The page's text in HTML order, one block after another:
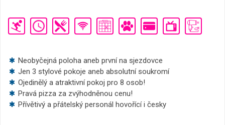
Neobyčejná poloha aneb první na sjezdovce
Jen 3 stylové pokoje aneb absolutní soukromí
Ojedinělý a atraktivní pokoj pro 8 osob!
Pravá pizza za zvýhodněnou cenu!
Přívětivý a přátelský personál hovořící i česky